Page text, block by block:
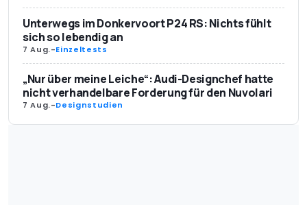
Unterwegs im Donkervoort P24 RS: Nichts fühlt
sich so lebendig an
7 Aug.-Einzeltests
„Nur über meine Leiche“: Audi-Designchef hatte
nicht verhandelbare Forderung für den Nuvolari
7 Aug.-Designstudien